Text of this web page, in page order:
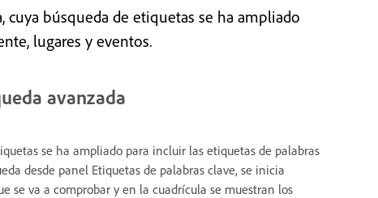
cuya búsqueda de etiquetas se ha ampliado
lugares y eventos.
avanzada
se ha ampliado para incluir las etiquetas de palabras
desde panel Etiquetas de palabras clave, se inicia
se va a comprobar y en la cuadrícula se muestran los